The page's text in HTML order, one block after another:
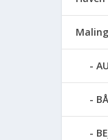
Maling